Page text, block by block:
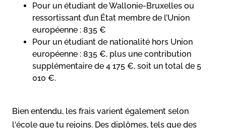
Pour un étudiant de Wallonie-Bruxelles ou
ressortissant d’un État membre de l’Union
européenne : 835 €
Pour un étudiant de nationalité hors Union
européenne : 835 €, plus une contribution
supplémentaire de 4 175 €, soit un total de 5
010 €.
Bien entendu, les frais varient également selon
l‘école que tu rejoins. Des diplômes, tels que des